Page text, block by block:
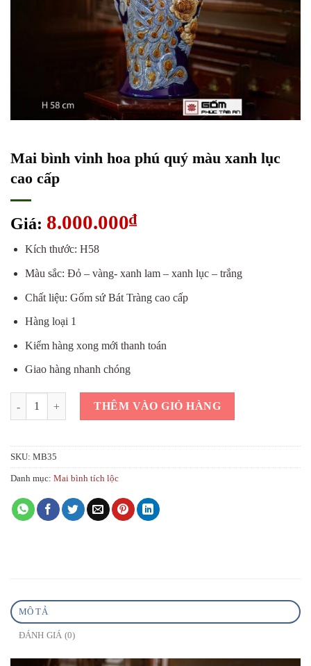
Mai bình vinh hoa phú quý màu xanh lục
cao cấp
Giá: 8.000.000₫
Kích thước: H58
Màu sắc: Đỏ – vàng- xanh lam – xanh lục – trắng
Chất liệu: Gốm sứ Bát Tràng cao cấp
Hàng loại 1
Kiểm hàng xong mới thanh toán
Giao hàng nhanh chóng
Mai bình vinh hoa phú quý màu xanh lục cao cấp số lượng
THÊM VÀO GIỎ HÀNG
SKU: MB35
Danh mục: Mai bình tích lộc
MÔ TẢ
ĐÁNH GIÁ (0)